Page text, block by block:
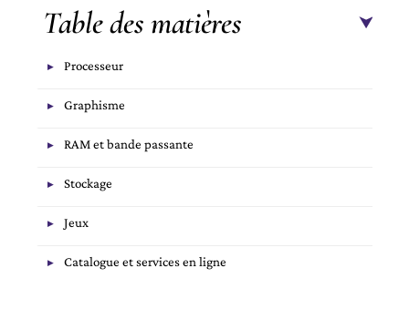
Table des matières
Processeur
Graphisme
RAM et bande passante
Stockage
Jeux
Catalogue et services en ligne